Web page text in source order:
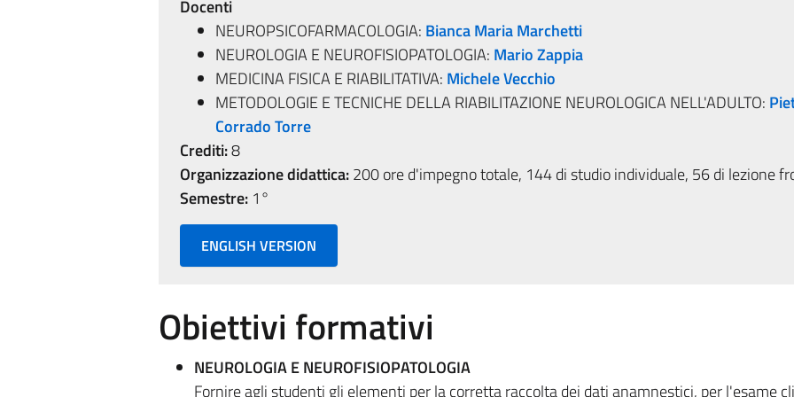
Docenti
NEUROPSICOFARMACOLOGIA: Bianca Maria Marchetti
NEUROLOGIA E NEUROFISIOPATOLOGIA: Mario Zappia
MEDICINA FISICA E RIABILITATIVA: Michele Vecchio
METODOLOGIE E TECNICHE DELLA RIABILITAZIONE NEUROLOGICA NELL'ADULTO:
Corrado Torre
Crediti:8
Organizzazione didattica:200 ore d'impegno totale, 144 di studio individuale, 56 di lezione
Semestre:1°
ENGLISH VERSION
Obiettivi formativi
NEUROLOGIA E NEUROFISIOPATOLOGIA
Fornire agli studenti gli elementi per la corretta raccolta dei dati anamnestici, per l'esame